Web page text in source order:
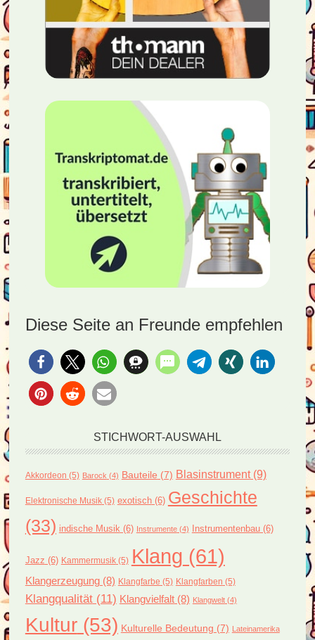
Diese Seite an Freunde empfehlen
STICHWORT-AUSWAHL
Akkordeon (5) Barock(4) Bauteile (7) Blasinstrument(9)
Elektronische Musik(5) exotisch(6) Geschichte
(33) indische Musik(6) Instrumente(4) Instrumentenbau(6)
Jazz (6) Kammermusik(5) Klang (61)
Klangerzeugung(8) Klangfarbe (5) Klangfarben (5)
Klangqualität(11) Klangvielfalt(8) Klangwelt(4)
Kultur(53) Kulturelle Bedeutung (7) Lateinamerika